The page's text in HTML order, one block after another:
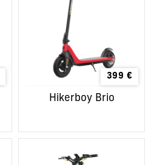
399 €
Hikerboy Brio